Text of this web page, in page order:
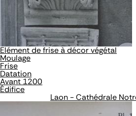
Elément de frise à décor végétal
Moulage
Frise
Datation
Avant 1200
Édifice
Laon - Cathédrale